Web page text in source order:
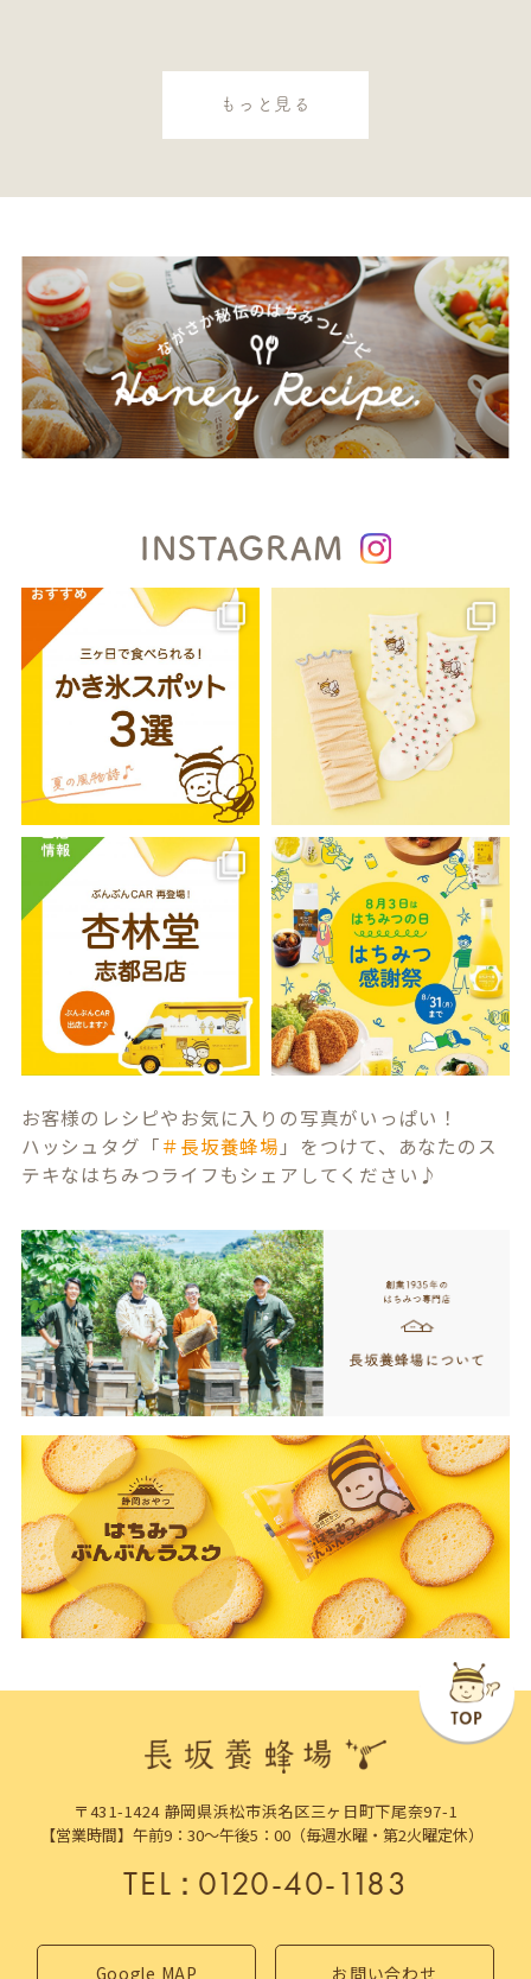
もっと見る
INSTAGRAM
お客様のレシピやお気に入りの写真がいっぱい！
ハッシュタグ「＃長坂養蜂場 」をつけて、あなたのス
テキなはちみつライフもシェアしてください♪
〒431-1424 静岡県浜松市浜名区三ヶ日町下尾奈97-1
【営業時間】午前9：30～午後5：00（毎週水曜・第2火曜定休）
TEL：0120-40-1183
Google MAP お問い合わせ